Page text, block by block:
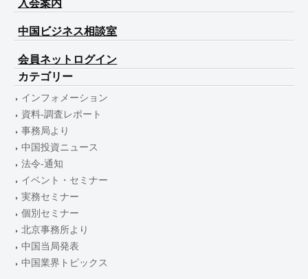
入会案内
中国ビジネス相談室
会員ネットログイン
カテゴリー
インフォメーション
資料-調査レポート
事務局より
中国投資ニュース
法令-通知
イベント・セミナー
実務セミナー
個別セミナー
北京事務所より
中国当局発表
中国業界トピックス